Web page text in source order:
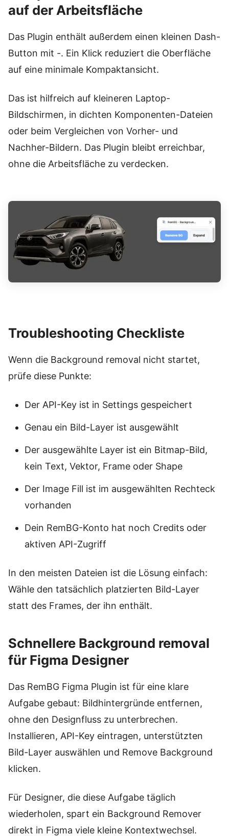
auf der Arbeitsfläche
Das Plugin enthält außerdem einen kleinen Dash-
Button mit -. Ein Klick reduziert die Oberfläche
auf eine minimale Kompaktansicht.
Das ist hilfreich auf kleineren Laptop-
Bildschirmen, in dichten Komponenten-Dateien
oder beim Vergleichen von Vorher- und
Nachher-Bildern. Das Plugin bleibt erreichbar,
ohne die Arbeitsfläche zu verdecken.
Troubleshooting Checkliste
Wenn die Background removal nicht startet,
prüfe diese Punkte:
Der API-Key ist in Settings gespeichert
Genau ein Bild-Layer ist ausgewählt
Der ausgewählte Layer ist ein Bitmap-Bild,
kein Text, Vektor, Frame oder Shape
Der Image Fill ist im ausgewählten Rechteck
vorhanden
Dein RemBG-Konto hat noch Credits oder
aktiven API-Zugriff
In den meisten Dateien ist die Lösung einfach:
Wähle den tatsächlich platzierten Bild-Layer
statt des Frames, der ihn enthält.
Schnellere Background removal
für Figma Designer
Das RemBG Figma Plugin ist für eine klare
Aufgabe gebaut: Bildhintergründe entfernen,
ohne den Designfluss zu unterbrechen.
Installieren, API-Key eintragen, unterstützten
Bild-Layer auswählen und Remove Background
klicken.
Für Designer, die diese Aufgabe täglich
wiederholen, spart ein Background Remover
direkt in Figma viele kleine Kontextwechsel.